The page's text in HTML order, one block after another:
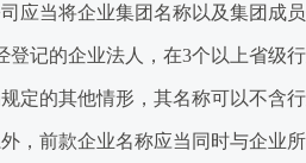
当将企业集团名称以及集团成员
的企业法人，在3个以上省级行
定的其他情形，其名称可以不含行
前款企业名称应当同时与企业所